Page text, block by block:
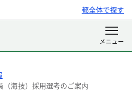
都全体で探す
海技）採用選考のご案内